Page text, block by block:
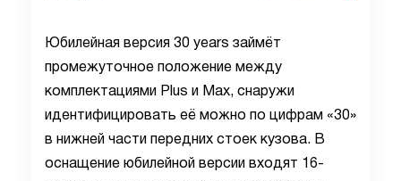
Юбилейная версия 30 years займёт
промежуточное положение между
комплектациями Plus и Max, снаружи
идентифицировать её можно по цифрам «30»
в нижней части передних стоек кузова. В
оснащение юбилейной версии входят 16-